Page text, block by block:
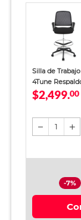
Silla de
4Tune
Mesh Negra
$2,499.00
1
-7%